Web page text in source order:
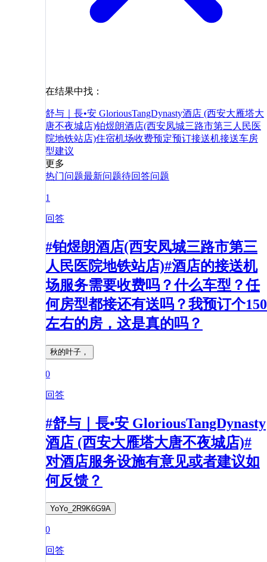
在结果中找：
舒与｜長•安 GloriousTangDynasty酒店 (西安大雁塔大
唐不夜城店)铂煜朗酒店(西安凤城三路市第三人民医
院地铁站店)住宿机场收费预定预订接送机接送车房
型建议
更多
热门问题最新问题待回答问题
1
回答
#铂煜朗酒店(西安凤城三路市第三
人民医院地铁站店)#酒店的接送机
场服务需要收费吗？什么车型？任
何房型都接还有送吗？我预订个150
左右的房，这是真的吗？
秋的叶子，
0
回答
#舒与｜長•安 GloriousTangDynasty
酒店 (西安大雁塔大唐不夜城店)#
对酒店服务设施有意见或者建议如
何反馈？
YoYo_2R9K6G9A
0
回答